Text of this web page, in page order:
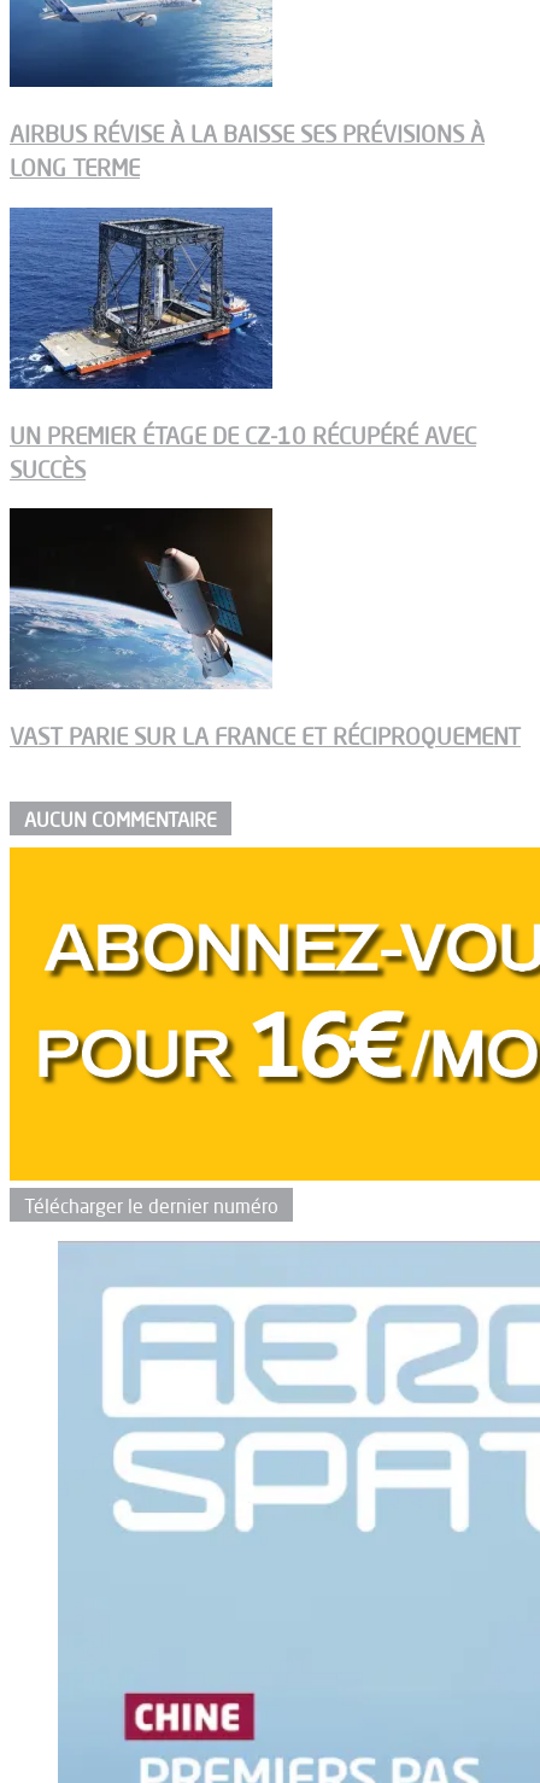
AIRBUS RÉVISE À LA BAISSE SES PRÉVISIONS À
LONG TERME
UN PREMIER ÉTAGE DE CZ-10 RÉCUPÉRÉ AVEC
SUCCÈS
VAST PARIE SUR LA FRANCE ET RÉCIPROQUEMENT
AUCUN COMMENTAIRE
Télécharger le dernier numéro